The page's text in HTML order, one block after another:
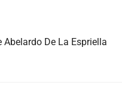
De La Espriella